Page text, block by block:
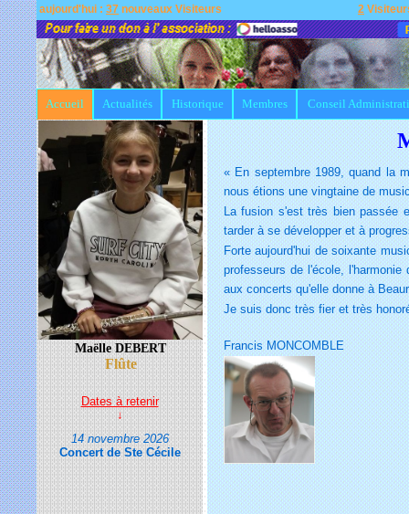
aujourd'hui : 37 nouveaux Visiteurs 2
Accueil Actualités Historique Membres Conseil
Maëlle DEBERT
Flûte
Dates à retenir
↓
14 novembre 2026
Concert de Ste Cécile
« En septembre 1989, quand la
nous étions une vingtaine de
La fusion s'est très bien passée
tarder à se développer et à
Forte aujourd'hui de soixante
professeurs de l'école,
aux concerts qu'elle donne à
Je suis donc très fier et très
Francis MONCOMBLE